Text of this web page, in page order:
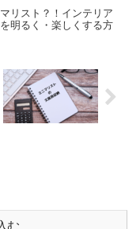
リスト？！インテリア
明るく・楽しくする方
む